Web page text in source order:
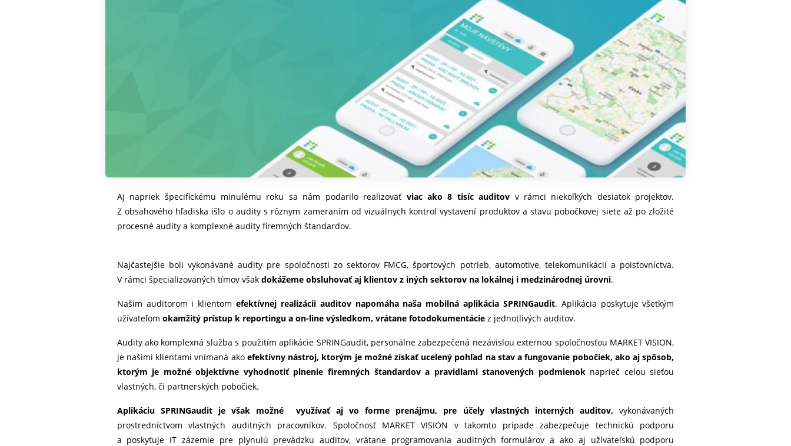
Aj napriek špecifickému minulému roku sa nám podarilo realizovať viac ako 8 tisíc auditov v rámci niekoľkých desiatok projektov.
Z obsahového hľadiska išlo o audity s rôznym zameraním od vizuálnych kontrol vystavení produktov a stavu pobočkovej siete až po zložité
procesné audity a komplexné audity firemných štandardov.
Najčastejšie boli vykonávané audity pre spoločnosti zo sektorov FMCG, športových potrieb, automotive, telekomunikácií a poisťovníctva.
V rámci špecializovaných tímov však dokážeme obsluhovať aj klientov z iných sektorov na lokálnej i medzinárodnej úrovni.
Našim auditorom i klientomefektívnej realizácii auditov napomáha naša mobilná aplikácia SPRINGaudit. Aplikácia poskytuje všetkým
užívateľom okamžitý prístup k reportingu a on-line výsledkom, vrátane fotodokumentácie z jednotlivých auditov.
Audity ako komplexná služba s použitím aplikácie SPRINGaudit, personálne zabezpečená nezávislou externou spoločnosťou MARKET VISION,
je našimi klientami vnímaná ako efektívny nástroj, ktorým je možné získať ucelený pohľad na stav a fungovanie pobočiek, ako aj spôsob,
ktorým je možné objektívne vyhodnotiť plnenie firemných štandardov a pravidlami stanovených podmienok naprieč celou sieťou
vlastných, či partnerských pobočiek.
Aplikáciu SPRINGaudit je však možné využívať aj vo forme prenájmu, pre účely vlastných interných auditov,vykonávaných
prostredníctvom vlastných auditných pracovníkov. Spoločnosť MARKET VISION v takomto prípade zabezpečuje technickú podporu
a poskytuje IT zázemie pre plynulú prevádzku auditov, vrátane programovania auditných formulárov a ako aj užívateľskú podporu